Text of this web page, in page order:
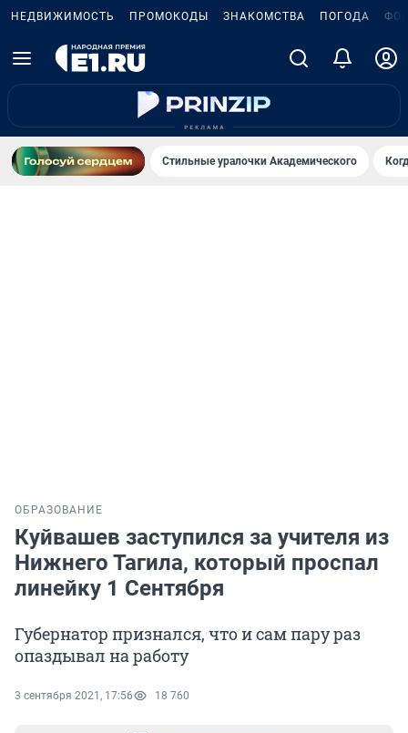
НЕДВИЖИМОСТЬ ПРОМОКОДЫ ЗНАКОМСТВА ПОГОДА
Стильные уралочки Академического
ОБРАЗОВАНИЕ
Куйвашев заступился за учителя из
Нижнего Тагила, который проспал
линейку 1 Сентября
Губернатор признался, что и сам пару раз
опаздывал на работу
3 сентября 2021, 17:56 18 760